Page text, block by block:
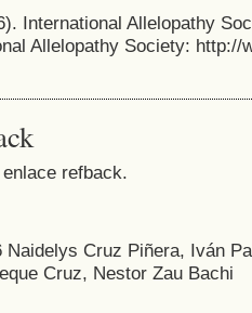
International Allelopathy
Allelopathy Society:
refback.
Naidelys Cruz Piñera, Iván
Cruz, Nestor Zau Bachi